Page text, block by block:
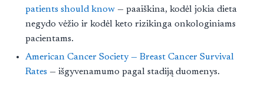
patients should know — paaiškina, kodėl jokia dieta
negydo vėžio ir kodėl keto rizikinga onkologiniams
pacientams.
American Cancer Society — Breast Cancer Survival
Rates — išgyvenamumo pagal stadiją duomenys.